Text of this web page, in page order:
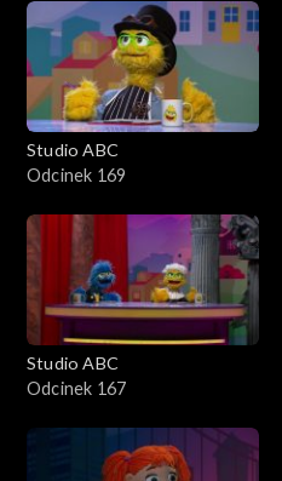
Studio ABC
Odcinek 169
Studio ABC
Odcinek 167